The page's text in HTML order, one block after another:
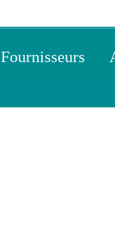
Fournisseurs